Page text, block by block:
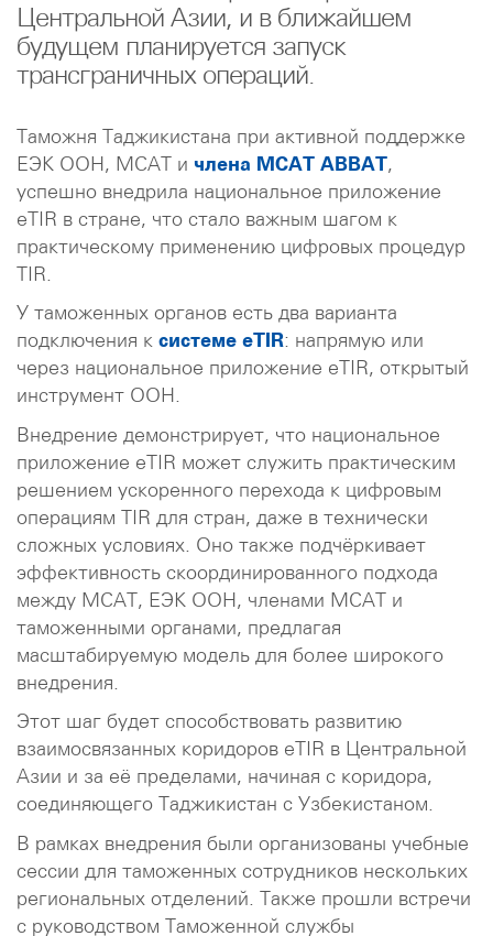
Центральной Азии, и в ближайшем
будущем планируется запуск
трансграничных операций.
Таможня Таджикистана при активной поддержке
ЕЭК ООН, МСАТ и члена МСАТ ABBAT,
успешно внедрила национальное приложение
eTIR в стране, что стало важным шагом к
практическому применению цифровых процедур
TIR.
У таможенных органов есть два варианта
подключения к системе eTIR: напрямую или
через национальное приложение eTIR, открытый
инструмент ООН.
Внедрение демонстрирует, что национальное
приложение eTIR может служить практическим
решением ускоренного перехода к цифровым
операциям TIR для стран, даже в технически
сложных условиях. Оно также подчёркивает
эффективность скоординированного подхода
между МСАТ, ЕЭК ООН, членами МСАТ и
таможенными органами, предлагая
масштабируемую модель для более широкого
внедрения.
Этот шаг будет способствовать развитию
взаимосвязанных коридоров eTIR в Центральной
Азии и за её пределами, начиная с коридора,
соединяющего Таджикистан с Узбекистаном.
В рамках внедрения были организованы учебные
сессии для таможенных сотрудников нескольких
региональных отделений. Также прошли встречи
с руководством Таможенной службы